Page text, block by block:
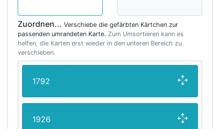
Zuordnen... Verschiebe die gefärbten Kärtchen zur
passenden umrandeten Karte. Zum Umsortieren kann es
helfen, die Karten erst wieder in den unteren Bereich zu
verschieben.
1792
1926